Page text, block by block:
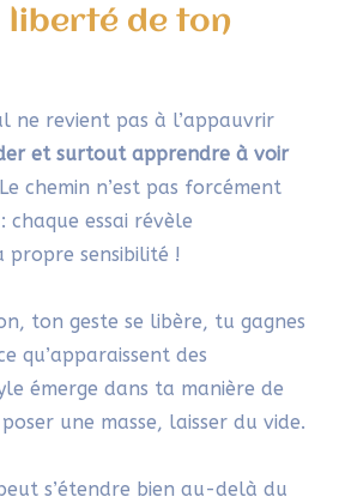
liberté de ton
ne revient pas à l’appauvrir
et surtout apprendre à voir
chemin n’est pas forcément
chaque essai révèle
propre sensibilité !
ton geste se libère, tu gagnes
qu’apparaissent des
émerge dans ta manière de
une masse, laisser du vide.
s’étendre bien au-delà du